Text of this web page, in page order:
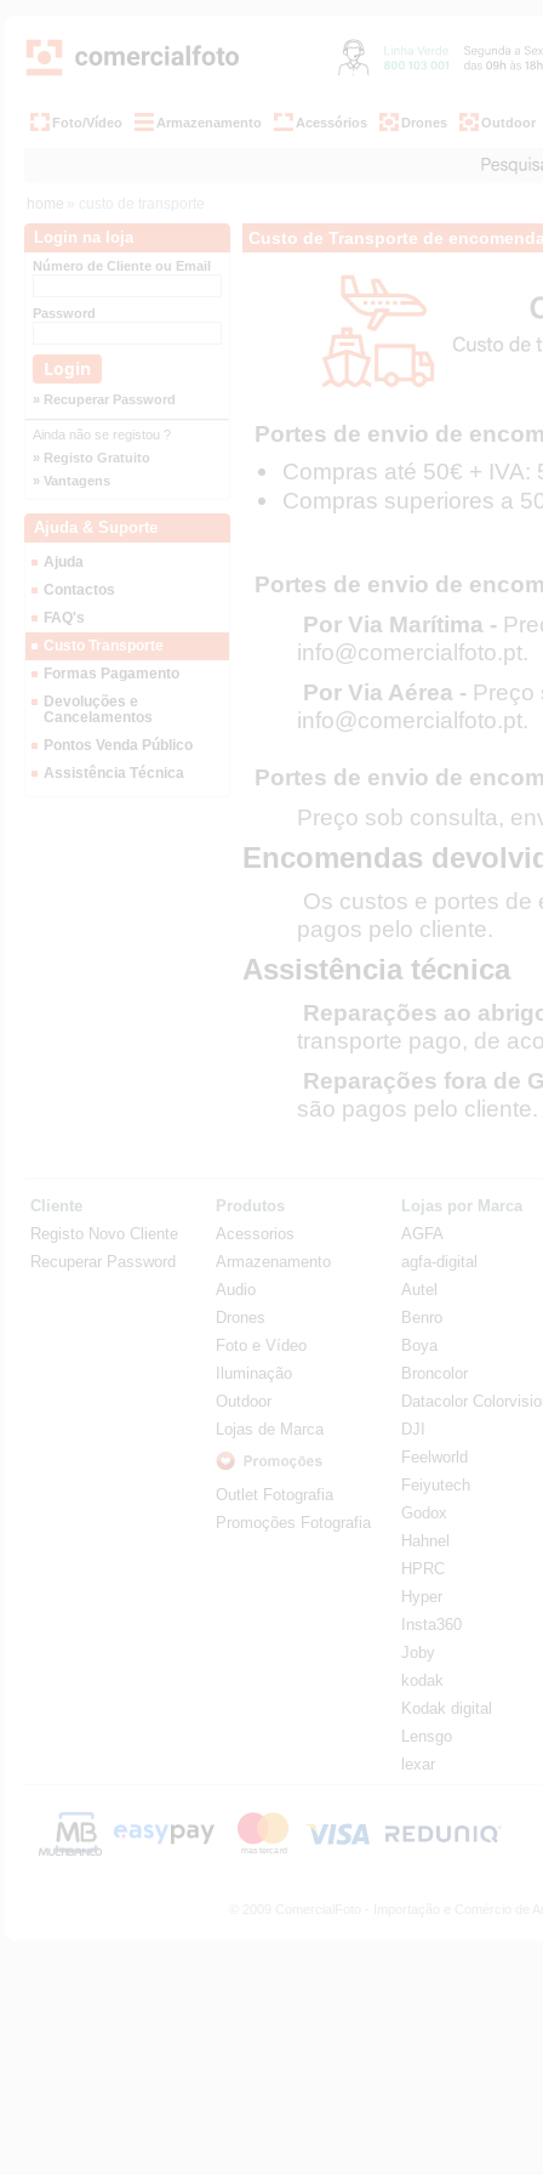
Foto/Vídeo Armazenamento Acessórios Drones Outdoor
home » custo de transporte
Login na loja
Número de Cliente ou Email
Password
» Recuperar Password
Ainda não se registou ?
» Registo Gratuito
» Vantagens
Ajuda & Suporte
Ajuda
Contactos
FAQ's
Custo Transporte
Formas Pagamento
Devoluções e
Cancelamentos
Pontos Venda Público
Assistência Técnica
Custo de Transporte de
Portes de envio de
Compras até 50€ + IVA:
Compras superiores a
Portes de envio de
Por Via Marítima -
info@comercialfoto.pt.
Por Via Aérea - Preço
info@comercialfoto.pt.
Portes de envio de
Preço sob consulta,
Encomendas
Os custos e portes
pagos pelo cliente.
Assistência técnica
Reparações ao
transporte pago, de
Reparações fora de
são pagos pelo cliente.
Cliente
Registo Novo Cliente
Recuperar Password
Produtos
Acessorios
Armazenamento
Audio
Drones
Foto e Vídeo
Iluminação
Outdoor
Lojas de Marca
Outlet Fotografia
Promoções Fotografia
Lojas por Marca
AGFA
agfa-digital
Autel
Benro
Boya
Broncolor
Datacolor
DJI
Feelworld
Feiyutech
Godox
Hahnel
HPRC
Hyper
Insta360
Joby
kodak
Kodak digital
Lensgo
lexar